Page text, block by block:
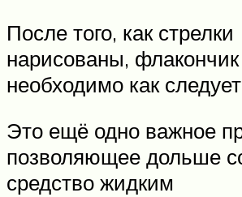
После того, как стрелки
нарисованы, флакончик
необходимо как
Это ещё одно важное
позволяющее дольше
средство жидким